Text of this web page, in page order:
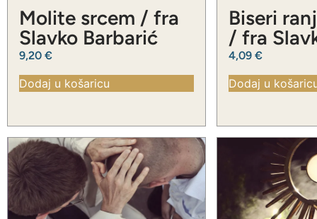
Molite srcem / fra
Slavko Barbarić
9,20 €
Dodaj u košaricu
Biseri
/ fra
Barbarić
4,09 €
Dodaj u